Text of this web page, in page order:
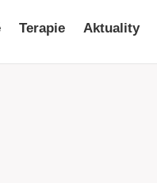
Terapie Aktuality